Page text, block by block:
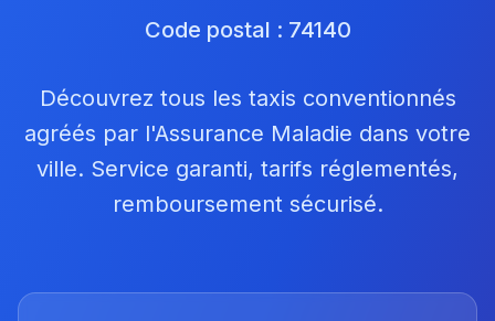
Code postal : 74140
Découvrez tous les taxis conventionnés
agréés par l'Assurance Maladie dans votre
ville. Service garanti, tarifs réglementés,
remboursement sécurisé.